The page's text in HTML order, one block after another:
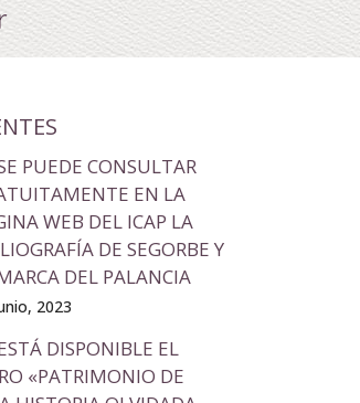
PUEDE CONSULTAR
EN LA
WEB DEL ICAP LA
DE SEGORBE Y
DEL PALANCIA
2023
DISPONIBLE EL
«PATRIMONIO DE